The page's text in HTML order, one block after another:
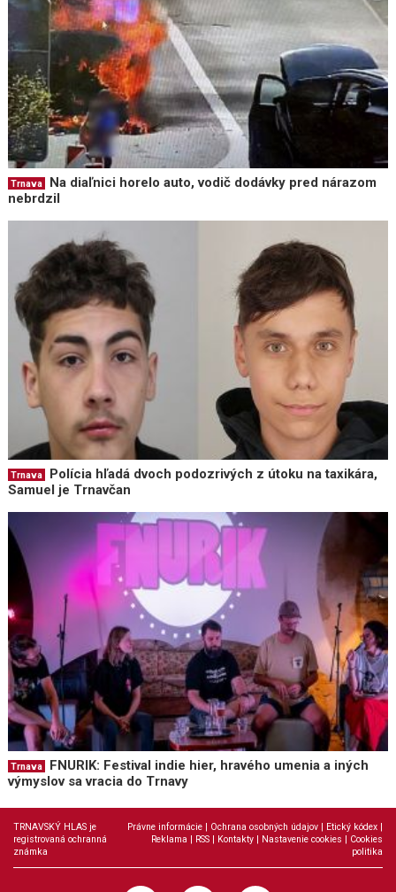
Trnava
Na diaľnici horelo auto, vodič dodávky pred nárazom
nebrdzil
Trnava
Polícia hľadá dvoch podozrivých z útoku na taxikára,
Samuel je Trnavčan
Trnava
FNURIK: Festival indie hier, hravého umenia a iných
výmyslov sa vracia do Trnavy
TRNAVSKÝ HLAS je
registrovaná ochranná
známka
Právne informácie Ochrana osobných údajov Etický kódex
Reklama
RSS Kontakty Nastavenie cookies
Cookies
politika